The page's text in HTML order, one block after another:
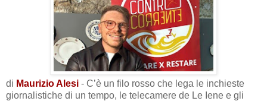
di Maurizio Alesi - C’è un filo rosso che lega le inchieste
giornalistiche di un tempo, le telecamere de Le Iene e gli